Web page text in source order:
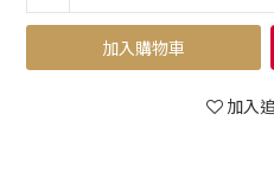
加入購物車
加入